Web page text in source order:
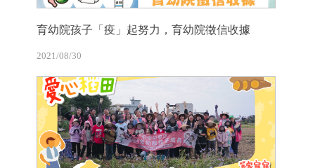
育幼院孩子「疫」起努力，育幼院徵信收據
2021/08/30